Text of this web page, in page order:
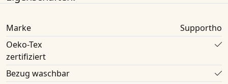
Marke
Supportho
Oeko-Tex
zertifiziert
Bezug waschbar